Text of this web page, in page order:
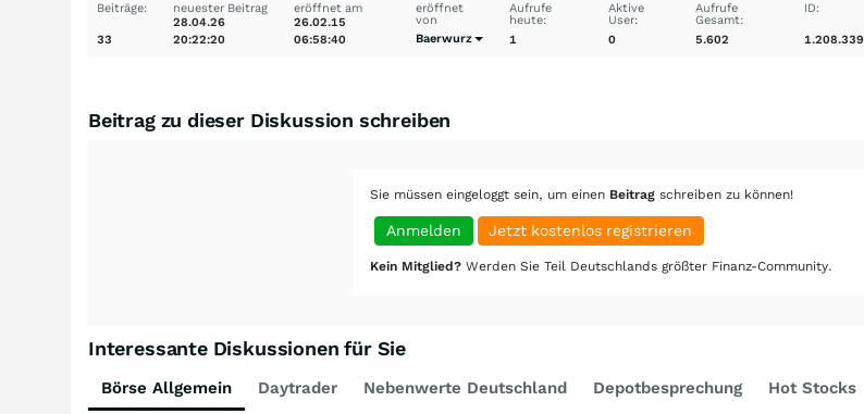
Beiträge:
33
neuester Beitrag
28.04.26
20:22:20
eröffnet am
26.02.15
06:58:40
eröffnet
von
Baerwurz
Aufrufe
heute:
1
Aktive
User:
0
Aufrufe
Gesamt:
5.602
ID:
1.208.339
Beitrag zu dieser Diskussion schreiben
Sie müssen eingeloggt sein, um einen Beitrag schreiben zu können!
Anmelden Jetzt kostenlos registrieren
Kein Mitglied? Werden Sie Teil Deutschlands größter Finanz-Community.
Interessante Diskussionen für Sie
Börse Allgemein Daytrader Nebenwerte Deutschland Depotbesprechung Hot Stocks